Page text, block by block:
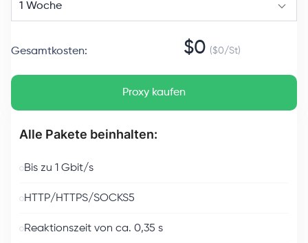
1 Woche
Gesamtkosten: $0 ($0/St)
Proxy kaufen
Alle Pakete beinhalten:
Bis zu 1 Gbit/s
HTTP/HTTPS/SOCKS5
Reaktionszeit von ca. 0,35 s